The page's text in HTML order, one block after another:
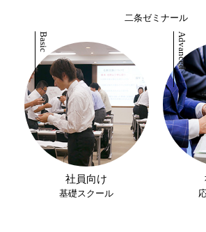
二条ゼミナール
社員向け
基礎スクール